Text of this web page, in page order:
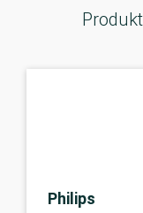
Philips